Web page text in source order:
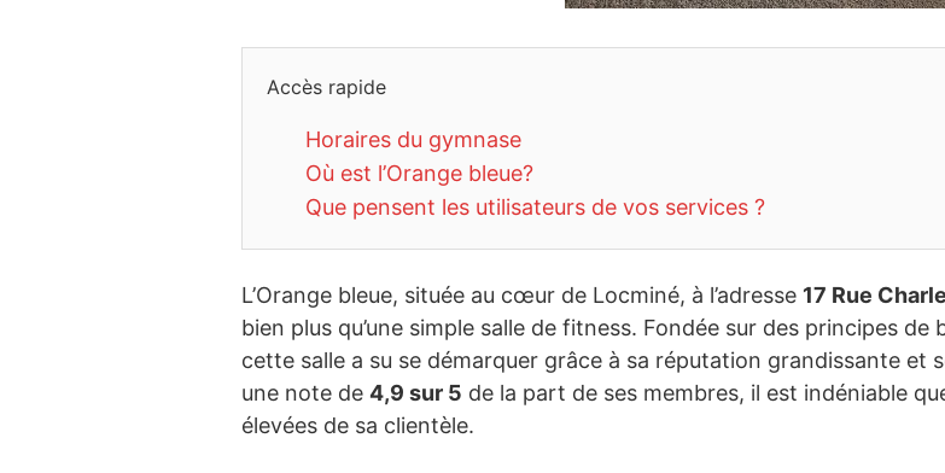
Accès rapide
Horaires du gymnase
Où est l’Orange bleue?
Que pensent les utilisateurs de vos services ?
L’Orange bleue, située au cœur de Locminé, à l’adresse 17 Rue
bien plus qu’une simple salle de fitness. Fondée sur des principes
cette salle a su se démarquer grâce à sa réputation grandissante et
une note de 4,9 sur 5 de la part de ses membres, il est indéniable
élevées de sa clientèle.